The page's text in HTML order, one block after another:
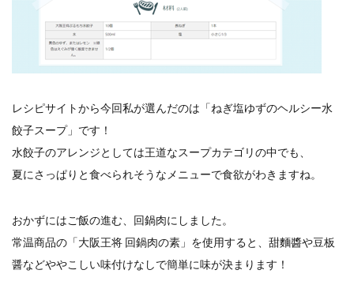
レシピサイトから今回私が選んだのは「ねぎ塩ゆずのヘルシー水
餃子スープ」です！
水餃子のアレンジとしては王道なスープカテゴリの中でも、
夏にさっぱりと食べられそうなメニューで食欲がわきますね。
おかずにはご飯の進む、回鍋肉にしました。
常温商品の「大阪王将 回鍋肉の素」を使用すると、甜麵醬や豆板
醤などややこしい味付けなしで簡単に味が決まります！